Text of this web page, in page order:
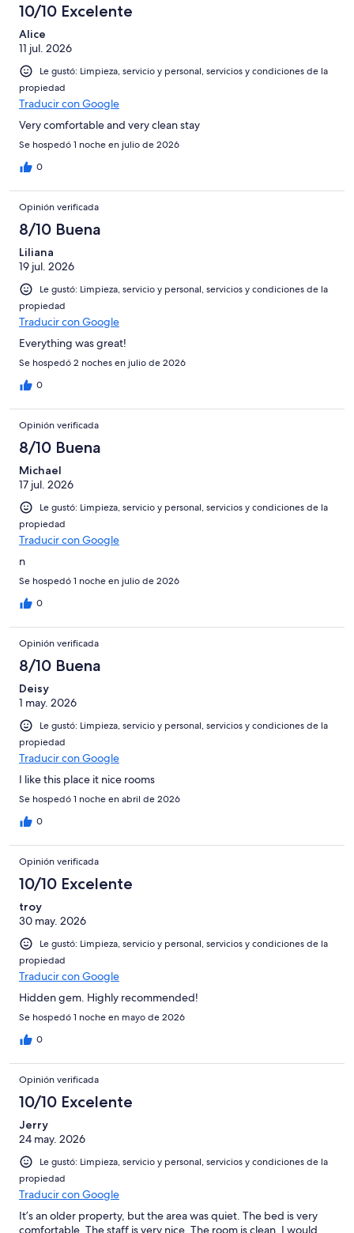
10/10 Excelente
Alice
11 jul. 2026
Le gustó: Limpieza, servicio y personal, servicios y condiciones de la
propiedad
Traducir con Google
Very comfortable and very clean stay
Se hospedó 1 noche en julio de 2026
0
Opinión verificada
8/10 Buena
Liliana
19 jul. 2026
Le gustó: Limpieza, servicio y personal, servicios y condiciones de la
propiedad
Traducir con Google
Everything was great!
Se hospedó 2 noches en julio de 2026
0
Opinión verificada
8/10 Buena
Michael
17 jul. 2026
Le gustó: Limpieza, servicio y personal, servicios y condiciones de la
propiedad
Traducir con Google
n
Se hospedó 1 noche en julio de 2026
0
Opinión verificada
8/10 Buena
Deisy
1 may. 2026
Le gustó: Limpieza, servicio y personal, servicios y condiciones de la
propiedad
Traducir con Google
I like this place it nice rooms
Se hospedó 1 noche en abril de 2026
0
Opinión verificada
10/10 Excelente
troy
30 may. 2026
Le gustó: Limpieza, servicio y personal, servicios y condiciones de la
propiedad
Traducir con Google
Hidden gem. Highly recommended!
Se hospedó 1 noche en mayo de 2026
0
Opinión verificada
10/10 Excelente
Jerry
24 may. 2026
Le gustó: Limpieza, servicio y personal, servicios y condiciones de la
propiedad
Traducir con Google
It’s an older property, but the area was quiet. The bed is very
comfortable. The staff is very nice. The room is clean. I would